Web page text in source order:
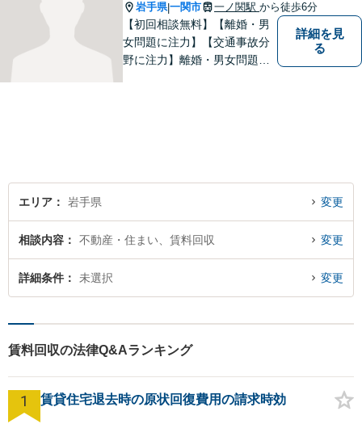
岩手県|一関市 一ノ関駅 から徒歩6分
【初回相談無料】【離婚・男
女問題に注力】【交通事故分
野に注力】離婚・男女問題、
詳細を見
る
エリア 岩手県 変更
相談内容 不動産・住まい、賃料回収 変更
詳細条件 未選択 変更
賃料回収の法律Q&Aランキング
1 賃貸住宅退去時の原状回復費用の請求時効